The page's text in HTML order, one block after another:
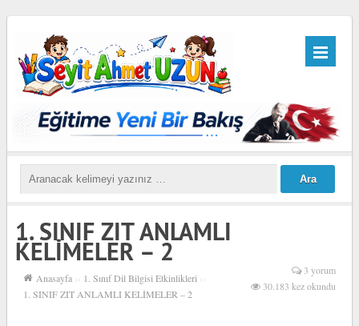
1. SINIF ZIT ANLAMLI
KELİMELER – 2
Anasayfa ›› 1. Sınıf Dil Bilgisi Etkinlikleri ››
1. SINIF ZIT ANLAMLI KELİMELER – 2
3 yorum
30.183 kez okundu